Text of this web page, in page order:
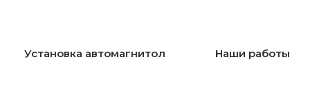
Установка автомагнитол Наши работы